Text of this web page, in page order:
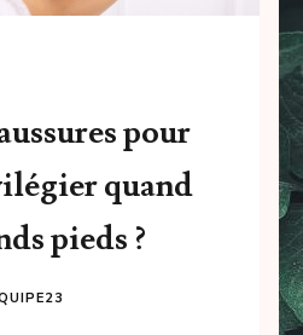
pour
quand
pieds ?